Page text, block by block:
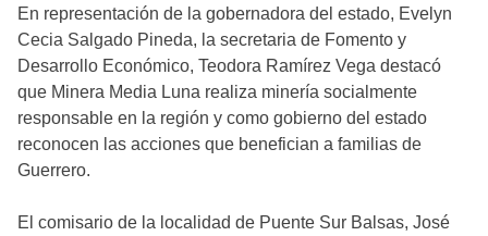
En representación de la gobernadora del estado, Evelyn
Cecia Salgado Pineda, la secretaria de Fomento y
Desarrollo Económico, Teodora Ramírez Vega destacó
que Minera Media Luna realiza minería socialmente
responsable en la región y como gobierno del estado
reconocen las acciones que benefician a familias de
Guerrero.
El comisario de la localidad de Puente Sur Balsas, José